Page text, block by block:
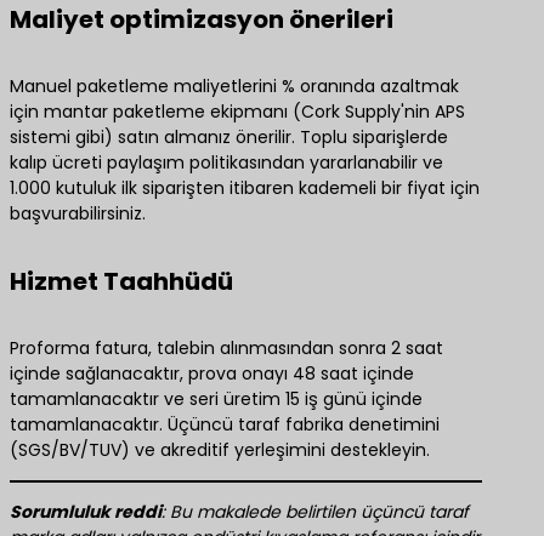
​Maliyet optimizasyon önerileri​
Manuel paketleme maliyetlerini % oranında azaltmak
için mantar paketleme ekipmanı (Cork Supply'nin APS
sistemi gibi) satın almanız önerilir. Toplu siparişlerde
kalıp ücreti paylaşım politikasından yararlanabilir ve
1.000 kutuluk ilk siparişten itibaren kademeli bir fiyat için
başvurabilirsiniz.
Hizmet Taahhüdü
Proforma fatura, talebin alınmasından sonra 2 saat
içinde sağlanacaktır, prova onayı 48 saat içinde
tamamlanacaktır ve seri üretim 15 iş günü içinde
tamamlanacaktır. Üçüncü taraf fabrika denetimini
(SGS/BV/TUV) ve akreditif yerleşimini destekleyin.
​Sorumluluk reddi​​: Bu makalede belirtilen üçüncü taraf